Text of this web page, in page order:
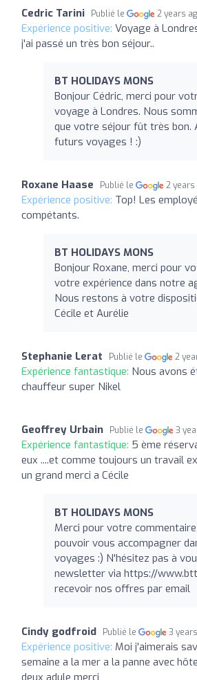
Cedric Tarini Publié le 2 years
Expérience positive: Voyage à
j'ai passé un très bon séjour..
BT HOLIDAYS MONS
Bonjour Cédric, merci pour
voyage à Londres. Nous
que votre séjour fût très bon.
futurs voyages ! :)
Roxane Haase Publié le 2 years
Expérience positive: Top! Les
compétants.
BT HOLIDAYS MONS
Bonjour Roxane, merci pour
votre expérience dans notre
Nous restons à votre
Cécile et Aurélie
Stephanie Lerat Publié le 2
Expérience fantastique: Nous avons
chauffeur super Nikel
Geoffrey Urbain Publié le 3
Expérience fantastique: 5 ème
eux ....et comme toujours un travail
un grand merci a Cécile
BT HOLIDAYS MONS
Merci pour votre
pouvoir vous accompagner
voyages :) N'hésitez pas à
newsletter via https://
recevoir nos offres par email
Cindy godfroid Publié le 3
Expérience positive: Moi j'aimerais
semaine a la mer a la panne avec
deux adule merci